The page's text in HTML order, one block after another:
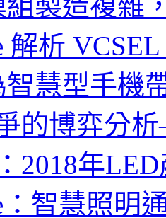
解析
智慧型手機
的博弈分
2018年
：智慧照明